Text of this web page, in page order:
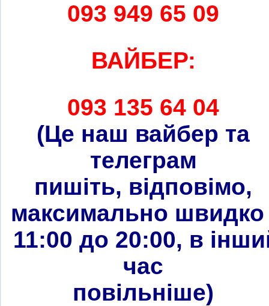
093 949 65 09
ВАЙБЕР:
093 135 64 04
(Це наш вайбер та
телеграм
пишіть, відповімо,
максимально швидко
11:00 до 20:00, в
час
повільніше)